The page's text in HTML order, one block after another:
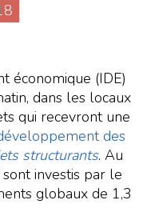
économique (IDE)
dans les locaux
qui recevront une
des
structurants. Au
investis par le
globaux de 1,3